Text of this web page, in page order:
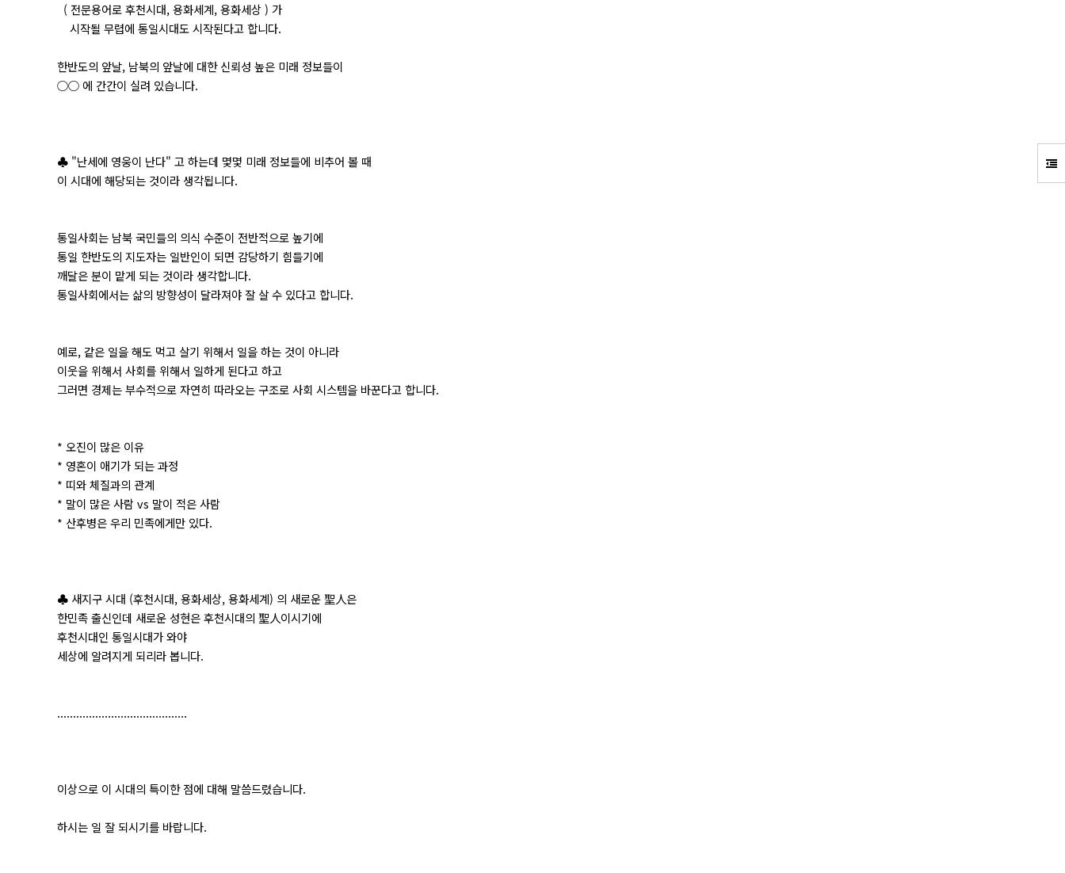
( 전문용어로 후천시대, 용화세계, 용화세상 ) 가
시작될 무렵에 통일시대도 시작된다고 합니다.
한반도의 앞날, 남북의 앞날에 대한 신뢰성 높은 미래 정보들이
○○ 에 간간이 실려 있습니다.
♣ "난세에 영웅이 난다" 고 하는데 몇몇 미래 정보들에 비추어 볼 때
이 시대에 해당되는 것이라 생각됩니다.
통일사회는 남북 국민들의 의식 수준이 전반적으로 높기에
통일 한반도의 지도자는 일반인이 되면 감당하기 힘들기에
깨달은 분이 맡게 되는 것이라 생각합니다.
통일사회에서는 삶의 방향성이 달라져야 잘 살 수 있다고 합니다.
예로, 같은 일을 해도 먹고 살기 위해서 일을 하는 것이 아니라
이웃을 위해서 사회를 위해서 일하게 된다고 하고
그러면 경제는 부수적으로 자연히 따라오는 구조로 사회 시스템을 바꾼다고 합니다.
* 오진이 많은 이유
* 영혼이 애기가 되는 과정
* 띠와 체질과의 관계
* 말이 많은 사람 vs 말이 적은 사람
* 산후병은 우리 민족에게만 있다.
♣ 새지구 시대 (후천시대, 용화세상, 용화세계) 의 새로운 聖人은
한민족 출신인데 새로운 성현은 후천시대의 聖人이시기에
후천시대인 통일시대가 와야
세상에 알려지게 되리라 봅니다.
.........................................
이상으로 이 시대의 특이한 점에 대해 말씀드렸습니다.
하시는 일 잘 되시기를 바랍니다.